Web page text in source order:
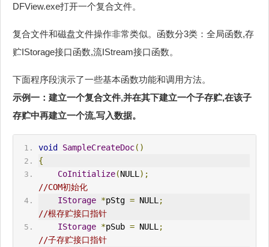
DFView.exe打开一个复合文件。
复合文件和磁盘文件操作非常类似。函数分3类：全局函数,存
贮IStorage接口函数,流IStream接口函数。
下面程序段演示了一些基本函数功能和调用方法。
示例一：建立一个复合文件,并在其下建立一个子存贮,在该子
存贮中再建立一个流,写入数据。
void SampleCreateDoc()
{
CoInitialize(NULL );
//COM初始化
IStorage *pStg = NULL ;
//根存贮接口指针
IStorage *pSub = NULL ;
//子存贮接口指针